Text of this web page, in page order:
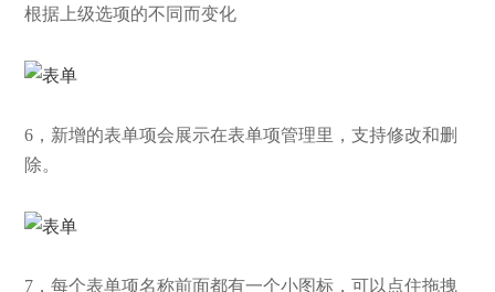
根据上级选项的不同而变化
6，新增的表单项会展示在表单项管理里，支持修改和删
除。
7，每个表单项名称前面都有一个小图标，可以点住拖拽